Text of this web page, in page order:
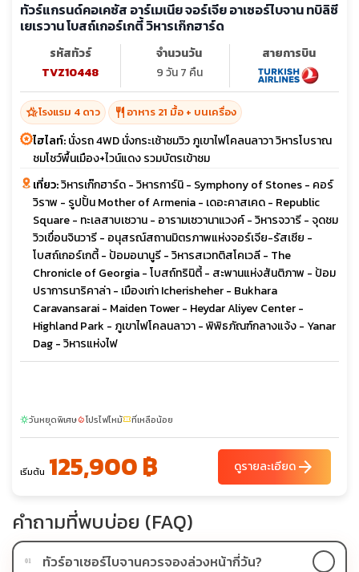
ทัวร์แกรนด์คอเคซัส อาร์เมเนีย จอร์เจีย อาเซอร์ไบจาน ทบิลิซี
เยเรวาน โบสถ์เกอร์เกตี้ วิหารเก๊กฮาร์ด
รหัสทัวร์
TVZ10448
จำนวนวัน
9 วัน 7 คืน
สายการบิน
hotel_classโรงแรม 4 ดาว restaurant อาหาร 21 มื้อ + บนเครื่อง
ไฮไลท์:นั่งรถ 4WD นั่งกระเช้าชมวิว ภูเขาไฟโคลนลาวา วิหารโบราณ
ชมโชว์พื้นเมือง+ไวน์แดง รวมบัตรเข้าชม
เที่ยว:วิหารเก๊กฮาร์ด - วิหารการ์นิ - Symphony of Stones - คอร์
วิราพ - รูปปั้น Mother of Armenia - เดอะคาสเคด - Republic
Square - ทะเลสาบเซวาน - อารามเซวานาแวงค์ - วิหารจวารี - จุดชม
วิวเขื่อนจินวารี - อนุสรณ์สถานมิตรภาพแห่งจอร์เจีย-รัสเซีย -
โบสถ์เกอร์เกตี้ - ป้อมอนานูรี - วิหารสเวทติสโคเวลี - The
Chronicle of Georgia - โบสถ์ทรินิตี้ - สะพานแห่งสันติภาพ - ป้อม
ปราการนาริคาล่า - เมืองเก่า Icherisheher - Bukhara
Caravansarai - Maiden Tower - Heydar Aliyev Center -
Highland Park - ภูเขาไฟโคลนลาวา - พิพิธภัณฑ์กลางแจ้ง - Yanar
Dag - วิหารแห่งไฟ
sunnyวันหยุดพิเศษlocal_fire_departmentโปรไฟไหม้confirmation_numberที่เหลือน้อย
เริ่มต้น 125,900 ฿ ดูรายละเอียดarrow_forward
คำถามที่พบบ่อย (FAQ)
01 ทัวร์อาเซอร์ไบจานควรจองล่วงหน้ากี่วัน?